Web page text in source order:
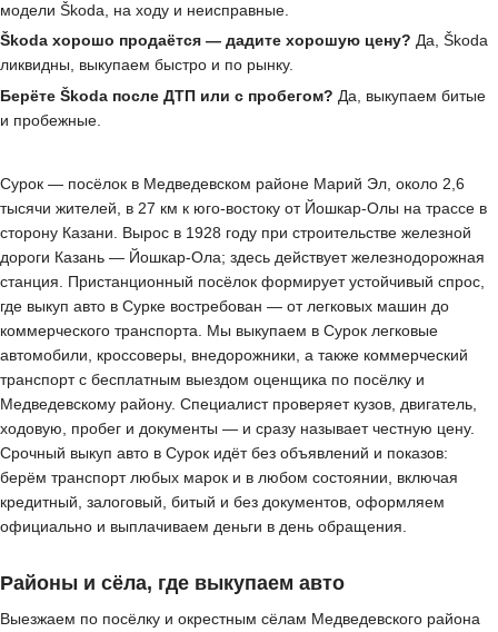
модели Škoda, на ходу и неисправные.
Škoda хорошо продаётся — дадите хорошую цену? Да, Škoda
ликвидны, выкупаем быстро и по рынку.
Берёте Škoda после ДТП или с пробегом? Да, выкупаем битые
и пробежные.
Сурок — посёлок в Медведевском районе Марий Эл, около 2,6
тысячи жителей, в 27 км к юго-востоку от Йошкар-Олы на трассе в
сторону Казани. Вырос в 1928 году при строительстве железной
дороги Казань — Йошкар-Ола; здесь действует железнодорожная
станция. Пристанционный посёлок формирует устойчивый спрос,
где выкуп авто в Сурке востребован — от легковых машин до
коммерческого транспорта. Мы выкупаем в Сурок легковые
автомобили, кроссоверы, внедорожники, а также коммерческий
транспорт с бесплатным выездом оценщика по посёлку и
Медведевскому району. Специалист проверяет кузов, двигатель,
ходовую, пробег и документы — и сразу называет честную цену.
Срочный выкуп авто в Сурок идёт без объявлений и показов:
берём транспорт любых марок и в любом состоянии, включая
кредитный, залоговый, битый и без документов, оформляем
официально и выплачиваем деньги в день обращения.
Районы и сёла, где выкупаем авто
Выезжаем по посёлку и окрестным сёлам Медведевского района